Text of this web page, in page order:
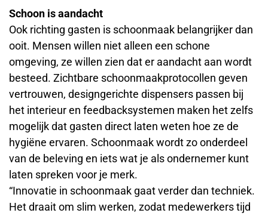
Schoon is aandacht
Ook richting gasten is schoonmaak belangrijker dan
ooit. Mensen willen niet alleen een schone
omgeving, ze willen zien dat er aandacht aan wordt
besteed. Zichtbare schoonmaakprotocollen geven
vertrouwen, designgerichte dispensers passen bij
het interieur en feedbacksystemen maken het zelfs
mogelijk dat gasten direct laten weten hoe ze de
hygiëne ervaren. Schoonmaak wordt zo onderdeel
van de beleving en iets wat je als ondernemer kunt
laten spreken voor je merk.
“Innovatie in schoonmaak gaat verder dan techniek.
Het draait om slim werken, zodat medewerkers tijd